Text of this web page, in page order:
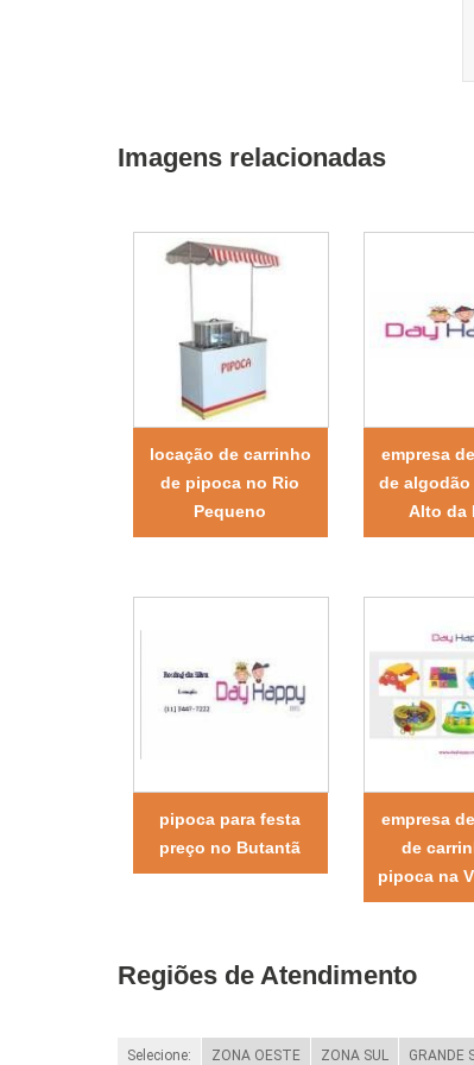
Imagens relacionadas
locação de carrinho
de pipoca no Rio
Pequeno
empresa
de
Alto da
pipoca para festa
preço no Butantã
empresa
de
pipoca na
Regiões de Atendimento
Selecione: ZONA OESTE ZONA SUL GRANDE